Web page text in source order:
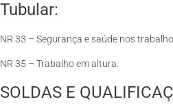
Tubular:
NR 33 – Segurança e saúde nos
NR 35 – Trabalho em altura.
SOLDAS E